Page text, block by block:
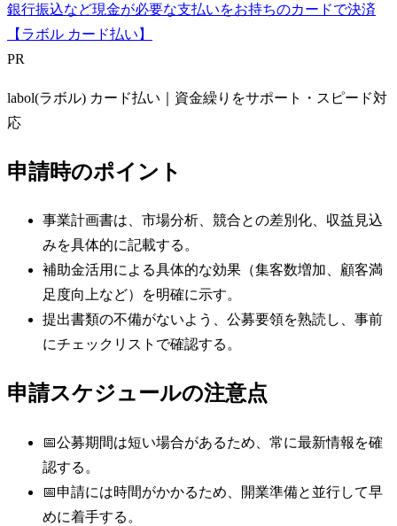
銀行振込など現金が必要な支払いをお持ちのカードで決済
【ラボル カード払い】
PR
labol(ラボル) カード払い｜資金繰りをサポート・スピード対
応
申請時のポイント
事業計画書は、市場分析、競合との差別化、収益見込
みを具体的に記載する。
補助金活用による具体的な効果（集客数増加、顧客満
足度向上など）を明確に示す。
提出書類の不備がないよう、公募要領を熟読し、事前
にチェックリストで確認する。
申請スケジュールの注意点
📅公募期間は短い場合があるため、常に最新情報を確
認する。
📅申請には時間がかかるため、開業準備と並行して早
めに着手する。